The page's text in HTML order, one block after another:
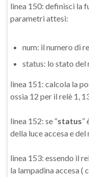
linea 150: definisci la
parametri attesi:
num: il numero di
status: lo stato del
linea 151: calcola la
ossia 12 per il relè 1,
linea 152: se “status”
della luce accesa e
linea 153: essendo il
la lampadina accesa (